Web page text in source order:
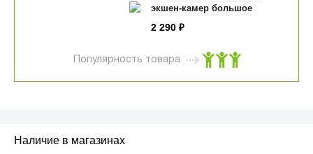
экшен-камер большое
2 290 ₽
Популярность товара
Наличие в магазинах